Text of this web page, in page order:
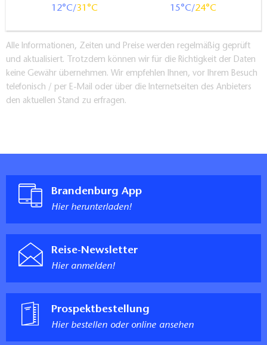
12 31 15 24
Alle Informationen, Zeiten und Preise werden regelmäßig geprüft
und aktualisiert. Trotzdem können wir für die Richtigkeit der Daten
keine Gewähr übernehmen. Wir empfehlen Ihnen, vor Ihrem Besuch
telefonisch / per E-Mail oder über die Internetseiten des Anbieters
den aktuellen Stand zu erfragen.
Brandenburg App
Hier herunterladen!
Reise-Newsletter
Hier anmelden!
Prospektbestellung
Hier bestellen oder online ansehen